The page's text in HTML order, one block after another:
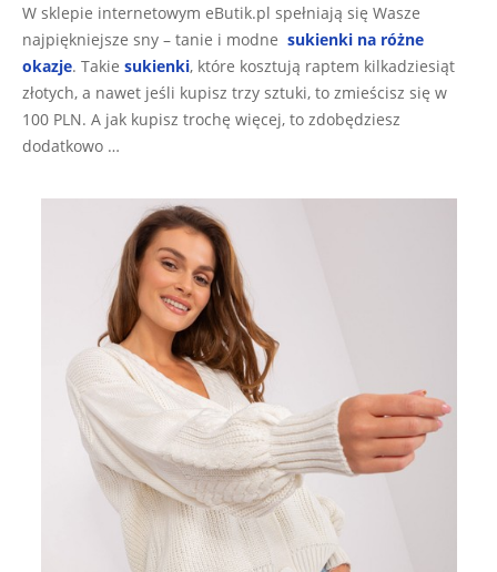
W sklepie internetowym eButik.pl spełniają się Wasze
najpiękniejsze sny – tanie i modne sukienki na różne
okazje. Takie sukienki, które kosztują raptem kilkadziesiąt
złotych, a nawet jeśli kupisz trzy sztuki, to zmieścisz się w
100 PLN. A jak kupisz trochę więcej, to zdobędziesz
dodatkowo …